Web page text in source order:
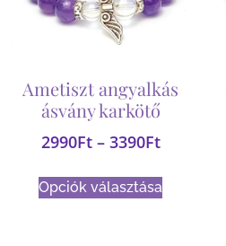
Ametiszt angyalkás
ásvány karkötő
2990Ft – 3390Ft
Opciók választása